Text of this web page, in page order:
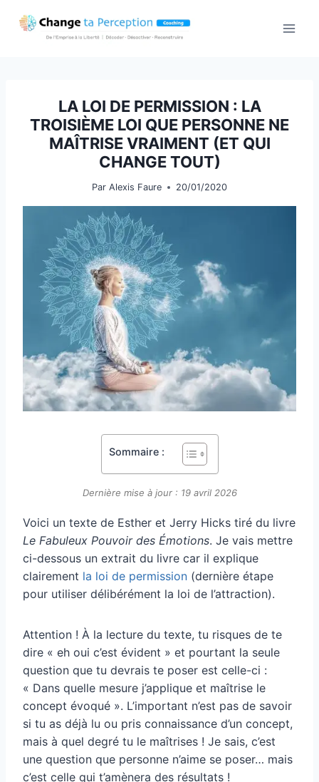
LA LOI DE PERMISSION : LA
TROISIÈME LOI QUE PERSONNE NE
MAÎTRISE VRAIMENT (ET QUI
CHANGE TOUT)
Par Alexis Faure 20/01/2020
Sommaire :
Dernière mise à jour : 19 avril 2026
Voici un texte de Esther et Jerry Hicks tiré du livre
Le Fabuleux Pouvoir des Émotions. Je vais mettre
ci-dessous un extrait du livre car il explique
clairement la loi de permission (dernière étape
pour utiliser délibérément la loi de l’attraction).
Attention ! À la lecture du texte, tu risques de te
dire « eh oui c’est évident » et pourtant la seule
question que tu devrais te poser est celle-ci :
« Dans quelle mesure j’applique et maîtrise le
concept évoqué ». L’important n’est pas de savoir
si tu as déjà lu ou pris connaissance d’un concept,
mais à quel degré tu le maîtrises ! Je sais, c’est
une question que personne n’aime se poser… mais
c’est celle qui t’amènera des résultats !